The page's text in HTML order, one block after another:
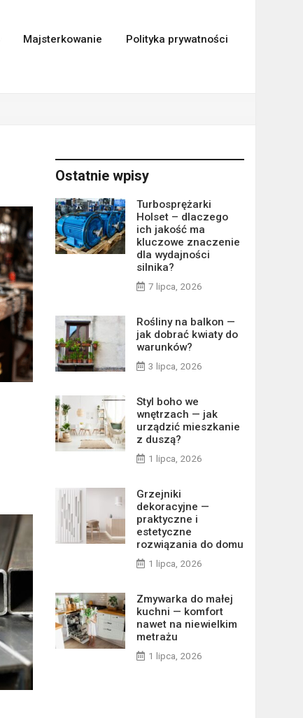
Majsterkowanie Polityka prywatności
Ostatnie wpisy
Turbosprężarki
Holset – dlaczego
ich jakość ma
kluczowe znaczenie
dla wydajności
silnika?
7 lipca, 2026
Rośliny na balkon —
jak dobrać kwiaty do
warunków?
3 lipca, 2026
Styl boho we
wnętrzach — jak
urządzić mieszkanie
z duszą?
1 lipca, 2026
Grzejniki
dekoracyjne —
praktyczne i
estetyczne
rozwiązania do domu
1 lipca, 2026
Zmywarka do małej
kuchni — komfort
nawet na niewielkim
metrażu
1 lipca, 2026